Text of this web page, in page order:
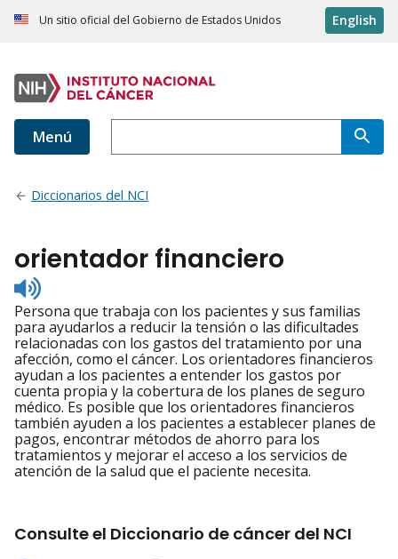
Un sitio oficial del Gobierno de Estados Unidos English
Menú
Diccionarios del NCI
orientador financiero
Listen
to
pronunciation
Persona que trabaja con los pacientes y sus familias
para ayudarlos a reducir la tensión o las dificultades
relacionadas con los gastos del tratamiento por una
afección, como el cáncer. Los orientadores financieros
ayudan a los pacientes a entender los gastos por
cuenta propia y la cobertura de los planes de seguro
médico. Es posible que los orientadores financieros
también ayuden a los pacientes a establecer planes de
pagos, encontrar métodos de ahorro para los
tratamientos y mejorar el acceso a los servicios de
atención de la salud que el paciente necesita.
Consulte el Diccionario de cáncer del NCI